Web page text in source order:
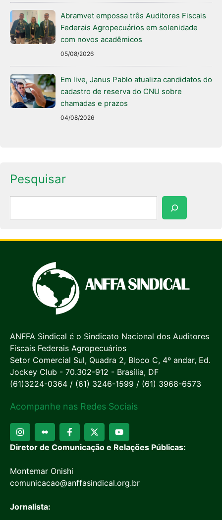
Abramvet empossa três Auditores Fiscais
Federais Agropecuários em solenidade
com novos acadêmicos
05/08/2026
Em live, Janus Pablo atualiza candidatos do
cadastro de reserva do CNU sobre
chamadas e prazos
04/08/2026
Pesquisar
ANFFA Sindical é o Sindicato Nacional dos Auditores
Fiscais Federais Agropecuários
Setor Comercial Sul, Quadra 2, Bloco C, 4º andar, Ed.
Jockey Club - 70.302-912 - Brasília, DF
(61)3224-0364 / (61) 3246-1599 / (61) 3968-6573
Acompanhe nas Redes Sociais
Diretor de Comunicação e Relações Públicas:
Montemar Onishi
comunicacao@anffasindical.org.br
Jornalista: